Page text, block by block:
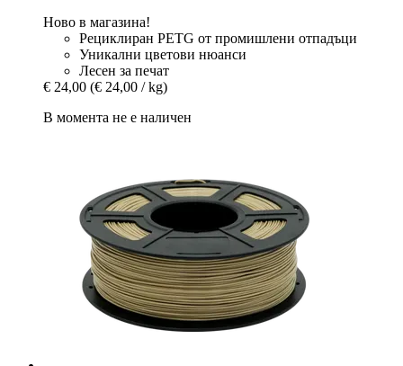
Ново в магазина!
Рециклиран PETG от промишлени отпадъци
Уникални цветови нюанси
Лесен за печат
€ 24,00 (€ 24,00 / kg)
В момента не е наличен